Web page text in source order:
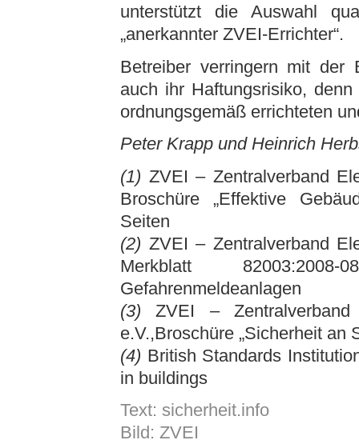
unterstützt die Auswahl
„anerkannter ZVEI-Errichter“.
Betreiber verringern mit der
auch ihr Haftungsrisiko,
ordnungsgemäß errichteten
Peter Krapp und Heinrich
(1) ZVEI – Zentralverband
Broschüre „Effektive
Seiten
(2) ZVEI – Zentralverband
Merkblatt
Gefahrenmeldeanlagen
(3) ZVEI – Zentralverband
e.V.,Broschüre „Sicherheit an
(4) British Standards
in buildings
Text: sicherheit.info
Bild: ZVEI